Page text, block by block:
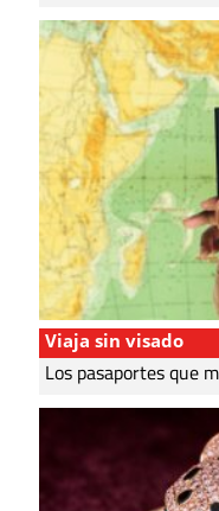
Viaja sin visado
Los pasaportes que